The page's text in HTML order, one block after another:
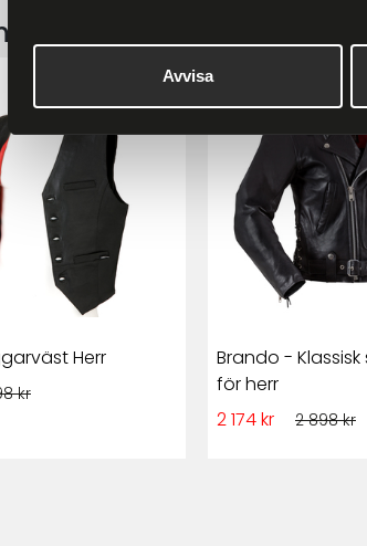
Avvisa
produkter
Herr
kr
25 %
Brando - Klassisk
för herr
2 174 kr
2 898 kr